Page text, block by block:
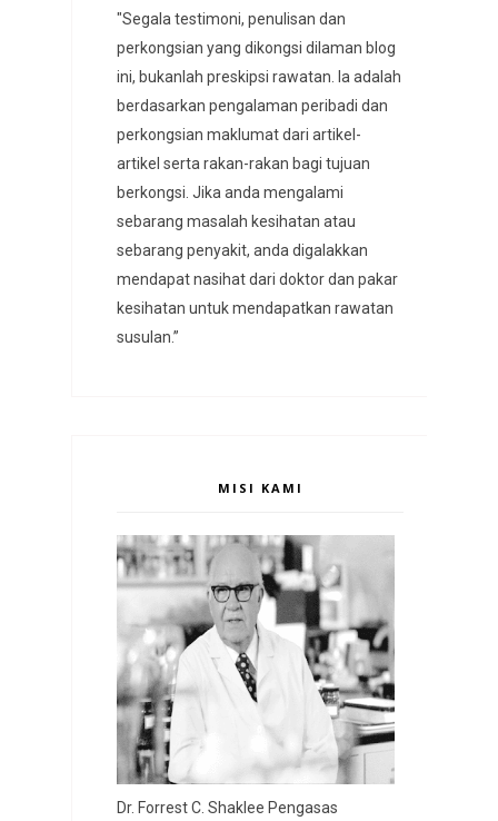
"Segala testimoni, penulisan dan
perkongsian yang dikongsi dilaman blog
ini, bukanlah preskipsi rawatan. Ia adalah
berdasarkan pengalaman peribadi dan
perkongsian maklumat dari artikel-
artikel serta rakan-rakan bagi tujuan
berkongsi. Jika anda mengalami
sebarang masalah kesihatan atau
sebarang penyakit, anda digalakkan
mendapat nasihat dari doktor dan pakar
kesihatan untuk mendapatkan rawatan
susulan.”
MISI KAMI
Dr. Forrest C. Shaklee Pengasas